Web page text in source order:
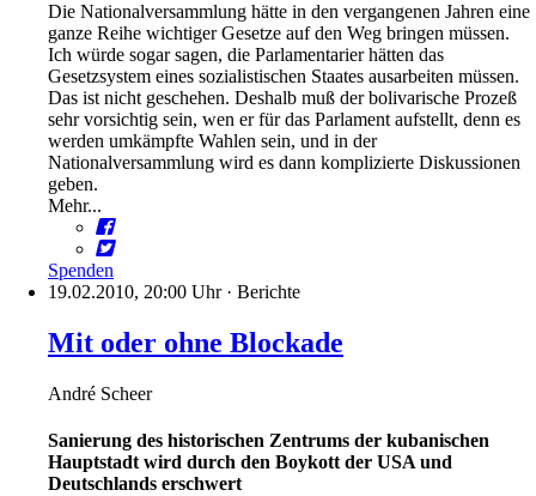
Die Nationalversammlung hätte in den vergangenen Jahren eine
ganze Reihe wichtiger Gesetze auf den Weg bringen müssen.
Ich würde sogar sagen, die Parlamentarier hätten das
Gesetzsystem eines sozialistischen Staates ausarbeiten müssen.
Das ist nicht geschehen. Deshalb muß der bolivarische Prozeß
sehr vorsichtig sein, wen er für das Parlament aufstellt, denn es
werden umkämpfte Wahlen sein, und in der
Nationalversammlung wird es dann komplizierte Diskussionen
geben.
Mehr...
Spenden
19.02.2010, 20:00 Uhr· Berichte
Mit oder ohne Blockade
André Scheer
Sanierung des historischen Zentrums der kubanischen
Hauptstadt wird durch den Boykott der USA und
Deutschlands erschwert